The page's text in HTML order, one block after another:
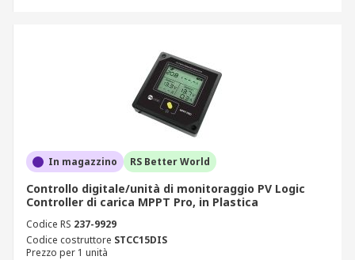
In magazzino RS Better World
Controllo digitale/unità di monitoraggio PV Logic
Controller di carica MPPT Pro, in Plastica
Codice RS 237-9929
Codice costruttore STCC15DIS
Prezzo per 1 unità